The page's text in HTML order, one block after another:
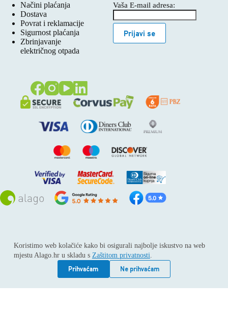
Koristimo web kolačiće kako bi osigurali najbolje iskustvo na web
mjestu Alago.hr u skladu s Zaštitom privatnosti.
Prihvaćam
Ne prihvaćam
Načini plaćanja
Dostava
Povrat i reklamacije
Sigurnost plaćanja
Zbrinjavanje
električnog otpada
Vaša E-mail adresa:
Prijavi se
Sva prava pridržana © 2026
Alago
ALAGO d.o.o. trgovina, usluge i zastupanje stranih tvrtki /
Adresa: Horvati 112, 10436 Rakov potok / Telefon: +385 1
6539 392 / E-mail: kontakt@alago.hr / Podaci o subjektu:
Subjekt je upisan kod Trgovačkog suda u Zagrebu pod
reg.uloškom broj 1-53420. / MBS: 080046630 / OIB: